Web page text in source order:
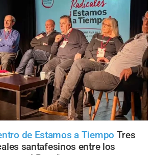
de Estamos a Tiempo Tres
santafesinos entre los